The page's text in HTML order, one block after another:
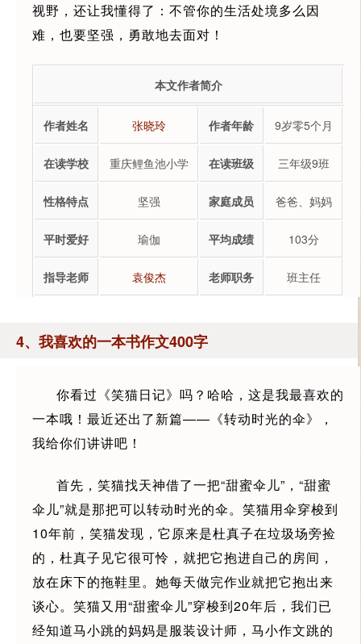
视野，还让我懂得了：不管你的生活处境多么因
难，也要坚强，勇敢地去面对！
本文作者简介
作者姓名 张晓玲 作者年龄 9岁零5个月
在读学校 重庆鲤鱼池小学 在读班级 三年级9班
性格特点 坚强 家庭成员 爸爸、妈妈
平时爱好 瑜伽 平均成绩 103分
指导老师 袁俊杰 老师职务 班主任
4、我喜欢的一本书作文400字
你看过《笑猫日记》吗？哈哈，这是我最喜欢的
一本哦！最近还出了新篇——《转动时光的伞》，
我给你们讲讲吧！
首先，笑猫找天神借了一把“甜蜜伞儿”，“甜蜜
伞儿”就是那把可以转动时光的伞。笑猫用伞穿梭到
10年前，笑猫发现，它原来是杜真子在垃圾场旁捡
的，杜真子见它很可怜，就把它抱进自己的房间，
放在床下的拖鞋里。她每天做完作业就把它抱出来
谈心。笑猫又用“甜蜜伞儿”穿梭到20年后，我们已
经知道马小跳的妈妈是服装设计师，马小作文跳的